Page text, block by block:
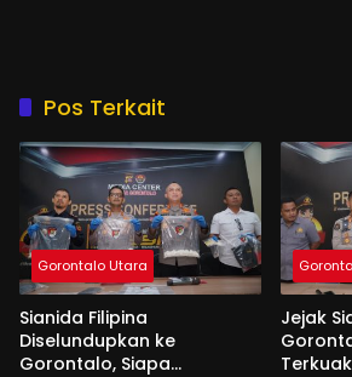
Pos Terkait
Gorontalo Utara
Sianida Filipina
Diselundupkan ke
Gorontalo, Siapa
Jejak
Terkuak